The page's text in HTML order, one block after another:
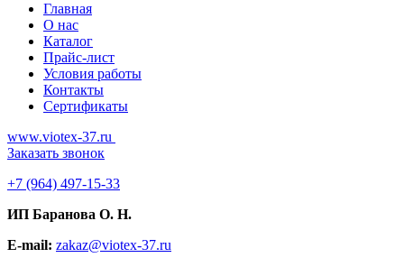
Главная
О нас
Каталог
Прайс-лист
Условия работы
Контакты
Сертификаты
www.viotex-37.ru
Заказать звонок
+7 (964) 497-15-33
ИП Баранова О. Н.
E-mail: zakaz@viotex-37.ru